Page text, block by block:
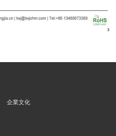
企業文化